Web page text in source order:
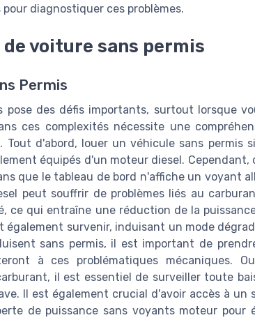
diagnostiquer ces problèmes.
voiture sans permis
Permis
pose des défis importants, surtout lorsque
ces complexités nécessite une
d'abord, louer un véhicule sans permis
équipés d'un moteur diesel. Cependant,
que le tableau de bord n'affiche un voyant
peut souffrir de problèmes liés au
ce qui entraîne une réduction de la
également survenir, induisant un mode
sans permis, il est important de
à ces problématiques mécaniques.
il est essentiel de surveiller toute
Il est également crucial d'avoir accès à un
de puissance sans voyants moteur pour